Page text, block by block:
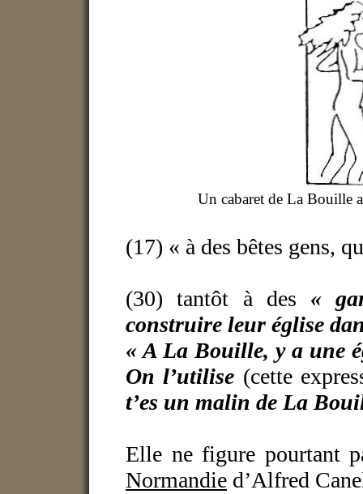
Un cabaret de La Bouille
(17) « à des bêtes gens,
(30) tantôt à des «
construire leur église
« A La Bouille, y a une
On l’utilise (cette
t’es un malin de La
Elle ne figure pourtant
Normandie d’Alfred